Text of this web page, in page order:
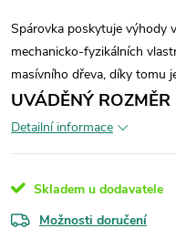
Spárovka poskytuje výhody
mechanicko-fyzikálních
masívního dřeva, díky tomu
UVÁDĚNÝ
Detailní informace
Skladem u dodavatele
Možnosti doručení